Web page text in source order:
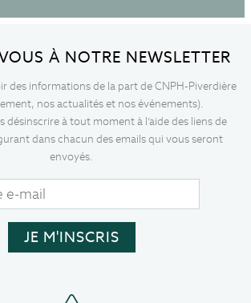
À NOTRE NEWSLETTER
des informations de la part de CNPH-Piverdière
nos actualités et nos événements).
désinscrire à tout moment à l’aide des liens de
dans chacun des emails qui vous seront
envoyés.